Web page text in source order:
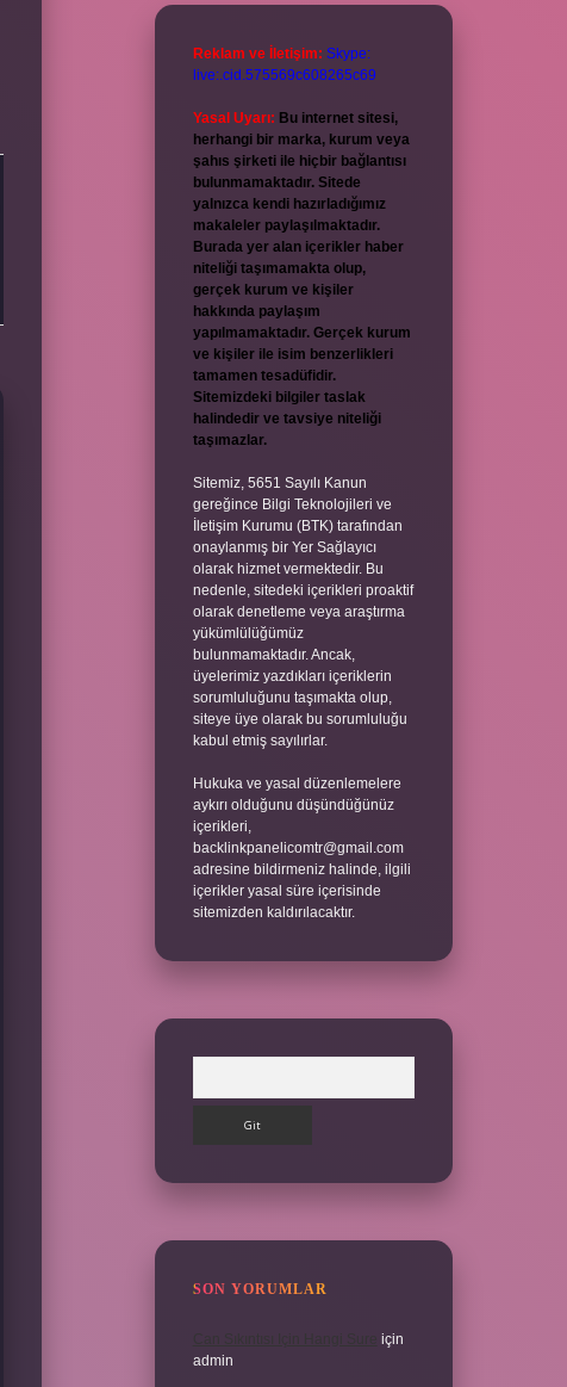
Reklam ve İletişim: Skype:
live:.cid.575569c608265c69
Yasal Uyarı: Bu internet sitesi,
herhangi bir marka, kurum veya
şahıs şirketi ile hiçbir bağlantısı
bulunmamaktadır. Sitede
yalnızca kendi hazırladığımız
makaleler paylaşılmaktadır.
Burada yer alan içerikler haber
niteliği taşımamakta olup,
gerçek kurum ve kişiler
hakkında paylaşım
yapılmamaktadır. Gerçek kurum
ve kişiler ile isim benzerlikleri
tamamen tesadüfidir.
Sitemizdeki bilgiler taslak
halindedir ve tavsiye niteliği
taşımazlar.
Sitemiz, 5651 Sayılı Kanun
gereğince Bilgi Teknolojileri ve
İletişim Kurumu (BTK) tarafından
onaylanmış bir Yer Sağlayıcı
olarak hizmet vermektedir. Bu
nedenle, sitedeki içerikleri proaktif
olarak denetleme veya araştırma
yükümlülüğümüz
bulunmamaktadır. Ancak,
üyelerimiz yazdıkları içeriklerin
sorumluluğunu taşımakta olup,
siteye üye olarak bu sorumluluğu
kabul etmiş sayılırlar.
Hukuka ve yasal düzenlemelere
aykırı olduğunu düşündüğünüz
içerikleri,
backlinkpanelicomtr@gmail.com
adresine bildirmeniz halinde, ilgili
içerikler yasal süre içerisinde
sitemizden kaldırılacaktır.
SON YORUMLAR
için
admin